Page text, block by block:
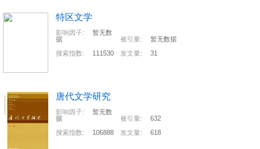
特区文学
影响因子:
暂无数
据
被引量:
暂无数据
搜索指数: 111530 发文量: 31
唐代文学研究
影响因子:
暂无数
据
被引量:
632
搜索指数: 106888 发文量: 618